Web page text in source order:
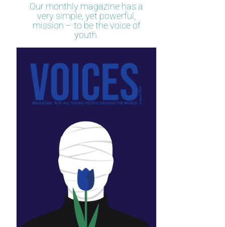
Our monthly magazine has a
very simple, yet powerful,
mission – to be the voice of
youth.